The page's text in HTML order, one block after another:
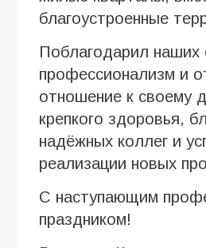
благоустроенные
Поблагодарил наших
профессионализм и
отношение к своему
крепкого здоровья,
надёжных коллег и
реализации новых
С наступающим
праздником!